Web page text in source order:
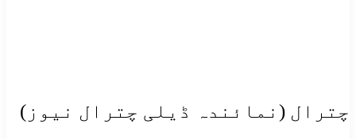
چترال (نمائندہ ڈیلی چترال نیوز)